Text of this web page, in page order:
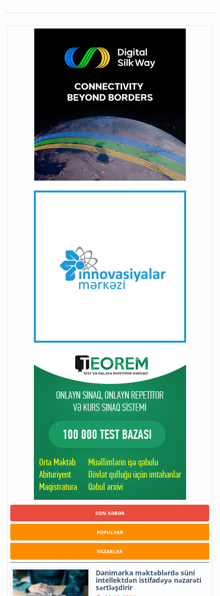
SON XƏBƏR
POPULYAR
YAZARLAR
Danimarka məktəblərdə süni
intellektdən istifadəyə nəzarəti
sərtləşdirir